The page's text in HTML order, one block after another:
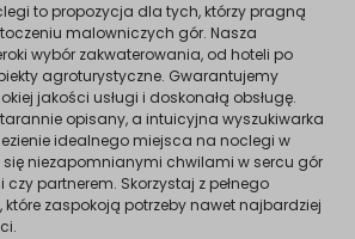
to propozycja dla tych, którzy pragną
malowniczych gór. Nasza
wybór zakwaterowania, od hoteli po
agroturystyczne. Gwarantujemy
jakości usługi i doskonałą obsługę.
opisany, a intuicyjna wyszukiwarka
idealnego miejsca na noclegi w
się niezapomnianymi chwilami w sercu gór
partnerem. Skorzystaj z pełnego
zaspokoją potrzeby nawet najbardziej